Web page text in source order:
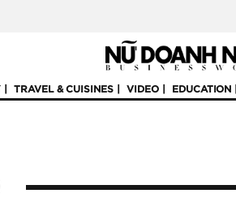
TRAVEL & CUISINES VIDEO EDUCATION